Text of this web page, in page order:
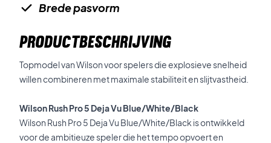
Brede pasvorm
PRODUCTBESCHRIJVING
Topmodel van Wilson voor spelers die explosieve snelheid
willen combineren met maximale stabiliteit en slijtvastheid.
Wilson Rush Pro 5 Deja Vu Blue/White/Black
Wilson Rush Pro 5 Deja Vu Blue/White/Black is ontwikkeld
voor de ambitieuze speler die het tempo opvoert en